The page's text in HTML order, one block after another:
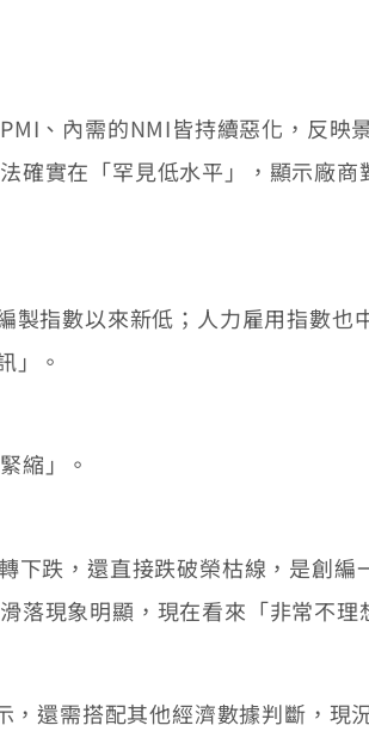
、內需的NMI皆持續惡化，反映
確實在「罕見低水平」，顯示廠商
指數以來新低；人力雇用指數也
」。
縮」。
跌，還直接跌破榮枯線，是創編
落現象明顯，現在看來「非常不理
還需搭配其他經濟數據判斷，現